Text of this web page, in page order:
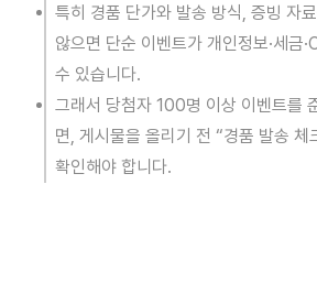
특히 경품 단가와 발송 방식, 증빙 자
않으면 단순 이벤트가 개인정보·세금
수 있습니다.
그래서 당첨자 100명 이상 이벤트를
면, 게시물을 올리기 전 “경품 발송 체
확인해야 합니다.